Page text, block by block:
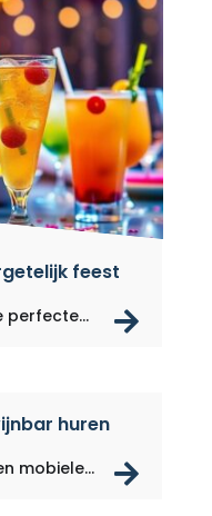
feest
perfecte
huren
mobiele...